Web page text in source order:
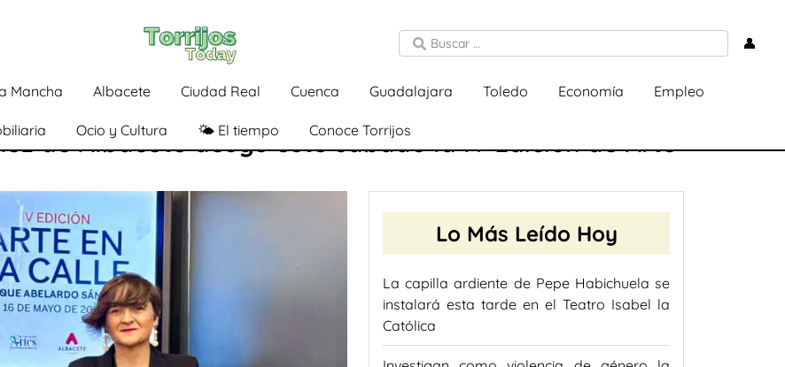
👤
Mancha Albacete Ciudad Real Cuenca Guadalajara Toledo Economía Empleo
Ocio y Cultura 🌤️ El tiempo Conoce Torrijos
de Albacete acoge este sábado la IV Edición de Arte
Lo Más Leído Hoy
La capilla ardiente de Pepe Habichuela se
instalará esta tarde en el Teatro Isabel la
Católica